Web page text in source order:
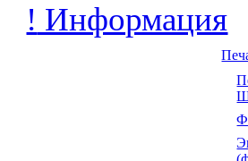
! Информация